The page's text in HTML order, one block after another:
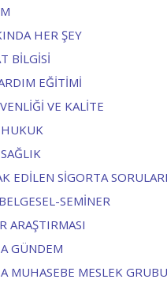
HER ŞEY
BİLGİSİ
EĞİTİMİ
VE KALİTE
HUKUK
EDİLEN SİGORTA SORULARI
SEMİNER
ARAŞTIRMASI
GÜNDEM
MUHASEBE MESLEK GRUBU